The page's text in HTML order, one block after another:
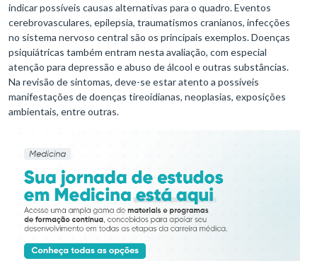
indicar possíveis causas alternativas para o quadro. Eventos
cerebrovasculares, epilepsia, traumatismos cranianos, infecções
no sistema nervoso central são os principais exemplos. Doenças
psiquiátricas também entram nesta avaliação, com especial
atenção para depressão e abuso de álcool e outras substâncias.
Na revisão de sintomas, deve-se estar atento a possíveis
manifestações de doenças tireoidianas, neoplasias, exposições
ambientais, entre outras.